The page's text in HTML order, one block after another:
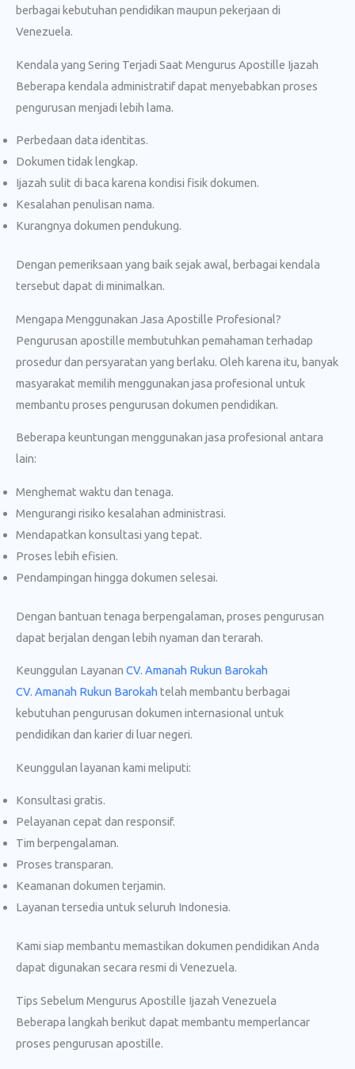
berbagai kebutuhan pendidikan maupun pekerjaan di
Venezuela.
Kendala yang Sering Terjadi Saat Mengurus Apostille Ijazah
Beberapa kendala administratif dapat menyebabkan proses
pengurusan menjadi lebih lama.
Perbedaan data identitas.
Dokumen tidak lengkap.
Ijazah sulit di baca karena kondisi fisik dokumen.
Kesalahan penulisan nama.
Kurangnya dokumen pendukung.
Dengan pemeriksaan yang baik sejak awal, berbagai kendala
tersebut dapat di minimalkan.
Mengapa Menggunakan Jasa Apostille Profesional?
Pengurusan apostille membutuhkan pemahaman terhadap
prosedur dan persyaratan yang berlaku. Oleh karena itu, banyak
masyarakat memilih menggunakan jasa profesional untuk
membantu proses pengurusan dokumen pendidikan.
Beberapa keuntungan menggunakan jasa profesional antara
lain:
Menghemat waktu dan tenaga.
Mengurangi risiko kesalahan administrasi.
Mendapatkan konsultasi yang tepat.
Proses lebih efisien.
Pendampingan hingga dokumen selesai.
Dengan bantuan tenaga berpengalaman, proses pengurusan
dapat berjalan dengan lebih nyaman dan terarah.
Keunggulan Layanan CV. Amanah Rukun Barokah
CV. Amanah Rukun Barokah telah membantu berbagai
kebutuhan pengurusan dokumen internasional untuk
pendidikan dan karier di luar negeri.
Keunggulan layanan kami meliputi:
Konsultasi gratis.
Pelayanan cepat dan responsif.
Tim berpengalaman.
Proses transparan.
Keamanan dokumen terjamin.
Layanan tersedia untuk seluruh Indonesia.
Kami siap membantu memastikan dokumen pendidikan Anda
dapat digunakan secara resmi di Venezuela.
Tips Sebelum Mengurus Apostille Ijazah Venezuela
Beberapa langkah berikut dapat membantu memperlancar
proses pengurusan apostille.